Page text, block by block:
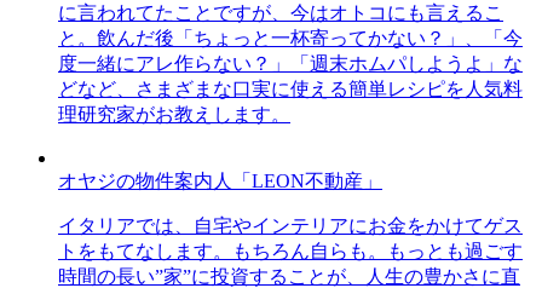
に言われてたことですが、今はオトコにも言えるこ
と。飲んだ後「ちょっと一杯寄ってかない？」、「今
度一緒にアレ作らない？」「週末ホムパしようよ」な
どなど、さまざまな口実に使える簡単レシピを人気料
理研究家がお教えします。
オヤジの物件案内人「LEON不動産」
イタリアでは、自宅やインテリアにお金をかけてゲス
トをもてなします。もちろん自らも。もっとも過ごす
時間の長い”家”に投資することが、人生の豊かさに直